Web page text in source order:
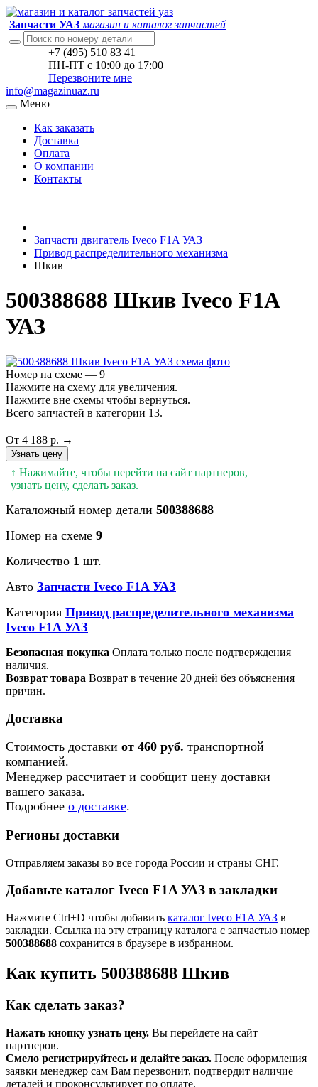
Запчасти УАЗ магазин и каталог запчастей
+7 (495) 510 83 41
ПН-ПТ с 10:00 до 17:00
Перезвоните мне
info@magazinuaz.ru
Меню
Как заказать
Доставка
Оплата
О компании
Контакты
Запчасти двигатель Iveco F1A УАЗ
Привод распределительного механизма
Шкив
500388688 Шкив Iveco F1A
УАЗ
Номер на схеме — 9
Нажмите на схему для увеличения.
Нажмите вне схемы чтобы вернуться.
Всего запчастей в категории 13.
От 4 188 р. →
Узнать цену
↑ Нажимайте, чтобы перейти на сайт партнеров,
узнать цену, сделать заказ.
Каталожный номер детали 500388688
Номер на схеме 9
Количество 1 шт.
Авто Запчасти Iveco F1A УАЗ
Категория Привод распределительного механизма
Iveco F1A УАЗ
Безопасная покупка Оплата только после подтверждения
наличия.
Возврат товара Возврат в течение 20 дней без объяснения
причин.
Доставка
Стоимость доставки от 460 руб. транспортной
компанией.
Менеджер рассчитает и сообщит цену доставки
вашего заказа.
Подробнее о доставке.
Регионы доставки
Отправляем заказы во все города России и страны СНГ.
Добавьте каталог Iveco F1A УАЗ в закладки
Нажмите Ctrl+D чтобы добавить каталог Iveco F1A УАЗ в
закладки. Ссылка на эту страницу каталога с запчастью номер
500388688 сохранится в браузере в избранном.
Как купить 500388688 Шкив
Как сделать заказ?
Нажать кнопку узнать цену. Вы перейдете на сайт
партнеров.
Смело регистрируйтесь и делайте заказ. После оформления
заявки менеджер сам Вам перезвонит, подтвердит наличие
деталей и проконсультирует по оплате.